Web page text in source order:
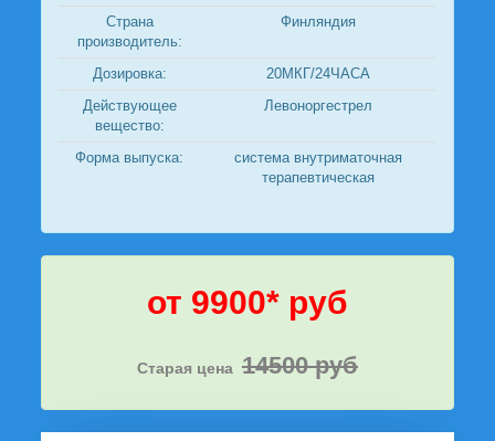
Страна
производитель:
Финляндия
Дозировка:
20МКГ/24ЧАСА
Действующее
вещество:
Левоноргестрел
Форма выпуска:
система внутриматочная
терапевтическая
от 9900* руб
Старая цена 14500 руб